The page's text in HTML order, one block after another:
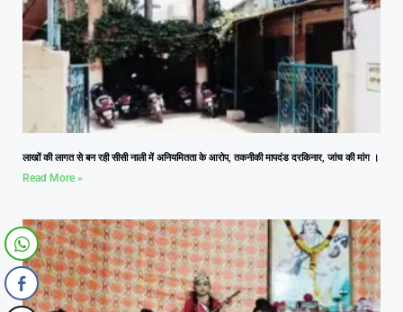
लाखों की लागत से बन रही सीसी नाली में अनियमितता के आरोप, तकनीकी मापदंड दरकिनार, जांच की मांग ।
Read More »